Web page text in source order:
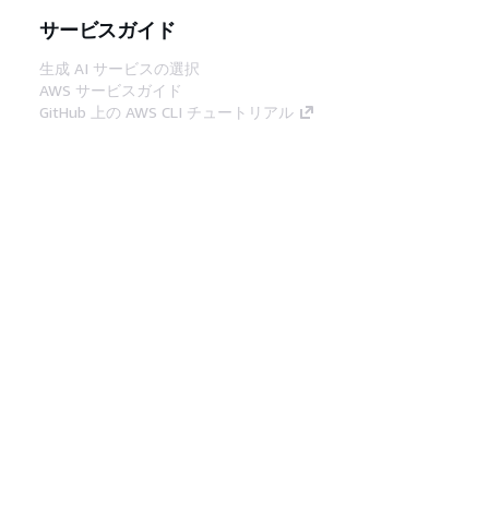
サービスガイド
生成 AI サービスの選択
AWS サービスガイド
GitHub 上の AWS CLI チュートリアル